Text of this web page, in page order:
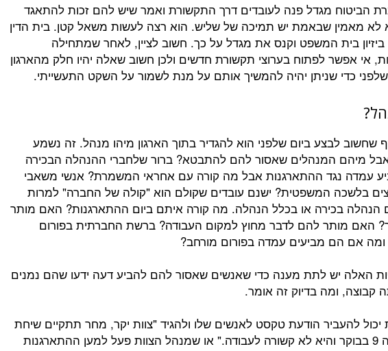
הביטוח מגדל פנה לעובדים דרך התקשורת ואמר שיש להם זכות להתאגד
לא מאמין שבאמת יש תמיכה של שליש. הוא רצה לעשות משאל קטן. בית הדין
בית המשפט וקנס את מגדל על כך. חשוב לציין, לאחר שמתחילה
אי אפשר לפתוח בערוצי תקשורת חדשים ולכן חשוב שאלה יהיו חלק מהארגון
כדי שניתן יהיה להמשיך אותם על מנת לשמור על השקט התעשייתי.
שחשוב לבצע ביום שלפני הוא להגדיר בתוך הארגון מיהו מנהל. זה נשמע
אבל מיהם המנהלים שאסור להם להתבטא? ברור שלחברי ההנהלה הבכירה
עמדה נגד ההתארגנות אבל מה קורה עם אחראי המשמרת? אנשי משאבי
בלשכה המשפטית? ישנם עובדים שקולם הוא "קולה של החברה" למרות
הנהלה בכירה או בכלל הנהלה. מה קורה איתם ביום ההתארגנות? האם מותר
האם מותר להם לדבר מחוץ למקום העבודה? ברשת החברתית בפורום
אם הם מביעים עמדה בפורום מורחב?
האלה יש לתת מענה כדי שאנשים שאסור להם להביע דעה ידעו שהם נמנים
קבוצה, ומה בדיוק זה אומר.
יכול להעביר הודעת טקסט לאנשים שלו ולהגיד "צוות יקר, מחר תתקיים שיחת
צוות בשעה 9 בבוקר והיא לא קשורה לעבודה." או שמנהל הצוות פעל למען ההתארגנות